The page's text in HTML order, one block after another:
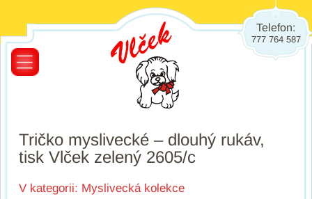
Telefon:
777 764 587
Tričko myslivecké – dlouhý rukáv,
tisk Vlček zelený 2605/c
V kategorii: Myslivecká kolekce